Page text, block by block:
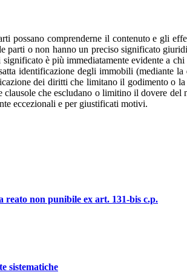
possano comprenderne il contenuto e gli
parti o non hanno un preciso significato
è più immediatamente evidente a
identificazione degli immobili (mediante
dei diritti che limitano il godimento
che escludano o limitino il dovere
eccezionali e per giustificati motivi.
reato non punibile ex art. 131-bis c.p.
sistematiche